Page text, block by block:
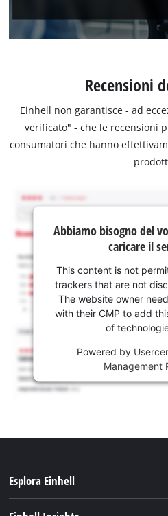
Recensioni
Einhell non garantisce - ad
verificato" - che le recensioni
consumatori che hanno
Abbiamo bisogno del
caricare il
This content is not
trackers that are not
The website owner
with their CMP to add
of
Powered by
Management
Esplora Einhell